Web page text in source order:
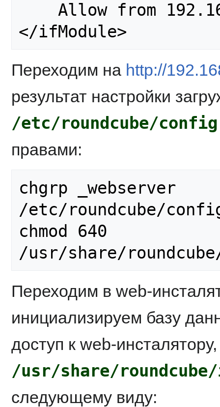
</ifModule>
Переходим на http://
результат настройки
/etc/roundcube/
правами:
chgrp _webserver
/etc/roundcube/
chmod 640
/usr/share/
Переходим в web-
инициализируем базу
доступ к web-
/usr/share/
следующему виду: